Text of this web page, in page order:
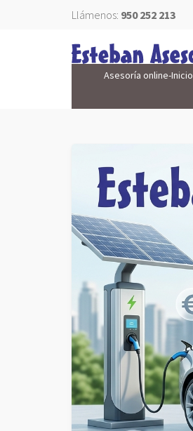
Llámenos: 950 252 213
Asesoría online-Inicio